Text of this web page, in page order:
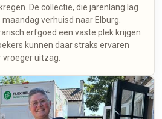
De collectie, die jarenlang lag
verhuisd naar Elburg.
erfgoed een vaste plek krijgen
kunnen daar straks ervaren
uitzag.